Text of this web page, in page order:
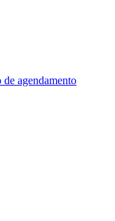
de agendamento